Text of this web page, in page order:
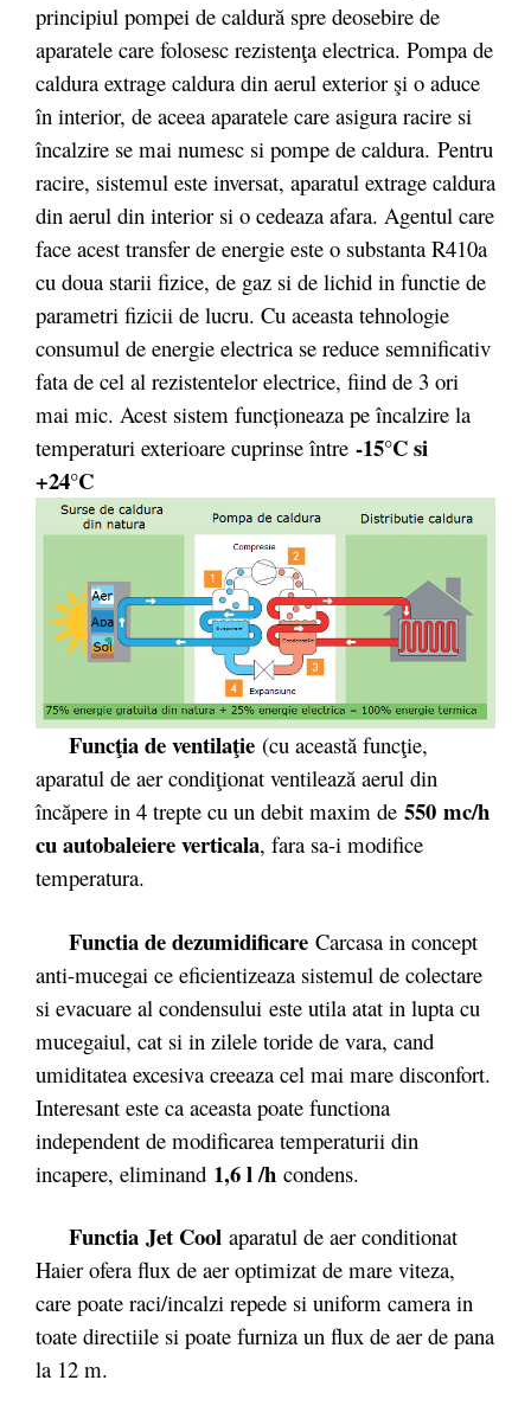
principiul pompei de caldură spre deosebire de
aparatele care folosesc rezistenţa electrica. Pompa de
caldura extrage caldura din aerul exterior şi o aduce
în interior, de aceea aparatele care asigura racire si
încalzire se mai numesc si pompe de caldura. Pentru
racire, sistemul este inversat, aparatul extrage caldura
din aerul din interior si o cedeaza afara. Agentul care
face acest transfer de energie este o substanta R410a
cu doua starii fizice, de gaz si de lichid in functie de
parametri fizicii de lucru. Cu aceasta tehnologie
consumul de energie electrica se reduce semnificativ
fata de cel al rezistentelor electrice, fiind de 3 ori
mai mic. Acest sistem funcționeaza pe încalzire la
temperaturi exterioare cuprinse între -15°C si
+24°C
Funcţia de ventilaţie (cu această funcţie,
aparatul de aer condiţionat ventilează aerul din
încăpere in 4 trepte cu un debit maxim de 550 mc/h
cu autobaleiere verticala, fara sa-i modifice
temperatura.
Functia de dezumidificare Carcasa in concept
anti-mucegai ce eficientizeaza sistemul de colectare
si evacuare al condensului este utila atat in lupta cu
mucegaiul, cat si in zilele toride de vara, cand
umiditatea excesiva creeaza cel mai mare disconfort.
Interesant este ca aceasta poate functiona
independent de modificarea temperaturii din
incapere, eliminand 1,6 l /h condens.
Functia Jet Cool aparatul de aer conditionat
Haier ofera flux de aer optimizat de mare viteza,
care poate raci/incalzi repede si uniform camera in
toate directiile si poate furniza un flux de aer de pana
la 12 m.